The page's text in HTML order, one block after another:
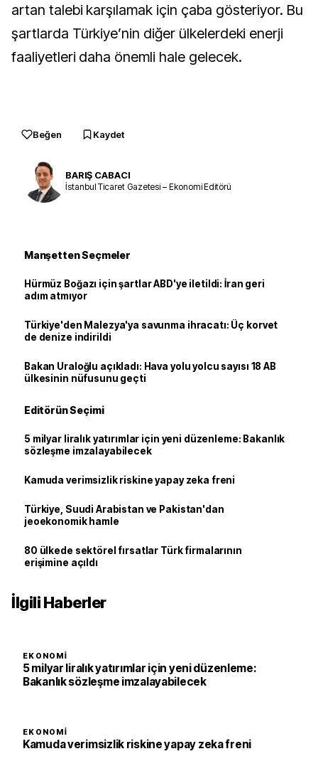
artan talebi karşılamak için çaba gösteriyor. Bu
şartlarda Türkiye’nin diğer ülkelerdeki enerji
faaliyetleri daha önemli hale gelecek.
Beğen Kaydet
BARIŞ CABACI
İstanbul Ticaret Gazetesi – Ekonomi Editörü
Manşetten Seçmeler
Hürmüz Boğazı için şartlar ABD'ye iletildi: İran geri
adım atmıyor
Türkiye'den Malezya'ya savunma ihracatı: Üç korvet
de denize indirildi
Bakan Uraloğlu açıkladı: Hava yolu yolcu sayısı 18 AB
ülkesinin nüfusunu geçti
Editörün Seçimi
5 milyar liralık yatırımlar için yeni düzenleme: Bakanlık
sözleşme imzalayabilecek
Kamuda verimsizlik riskine yapay zeka freni
Türkiye, Suudi Arabistan ve Pakistan'dan
jeoekonomik hamle
80 ülkede sektörel fırsatlar Türk firmalarının
erişimine açıldı
İlgili Haberler
EKONOMI
5 milyar liralık yatırımlar için yeni düzenleme:
Bakanlık sözleşme imzalayabilecek
EKONOMI
Kamuda verimsizlik riskine yapay zeka freni